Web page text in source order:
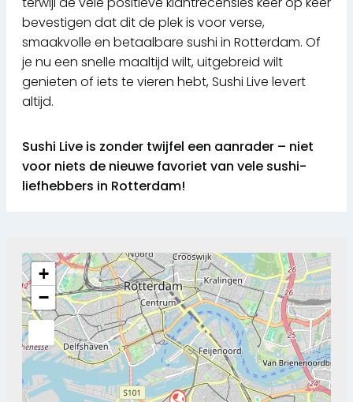
bevestigen dat dit de plek is voor verse,
smaakvolle en betaalbare sushi in Rotterdam. Of
je nu een snelle maaltijd wilt, uitgebreid wilt
genieten of iets te vieren hebt, Sushi Live levert
altijd.
Sushi Live is zonder twijfel een aanrader – niet
voor niets de nieuwe favoriet van vele sushi-
liefhebbers in Rotterdam!
+
−